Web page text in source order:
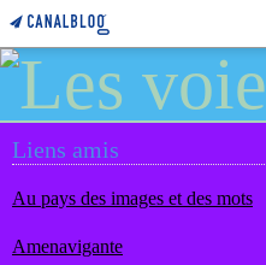
Liens amis
Au pays des images et des mots
Amenavigante